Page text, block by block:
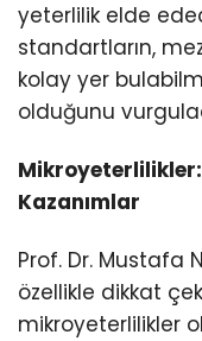
yeterlilik elde
standartların,
kolay yer
olduğunu
Kazanımlar
Prof. Dr. Mustafa
özellikle dikkat
mikroyeterlilikler